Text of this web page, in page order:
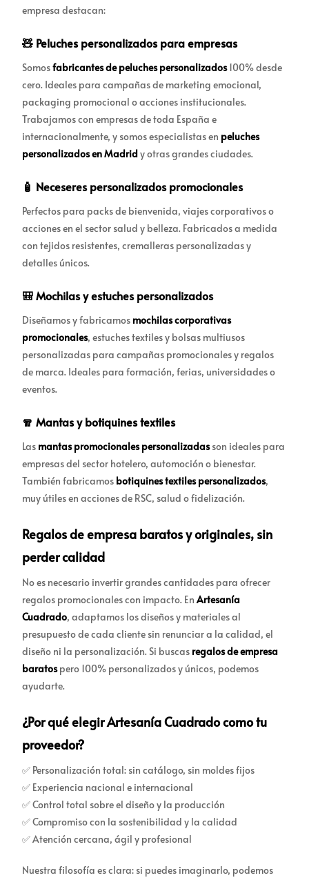
empresa destacan:
🧸 Peluches personalizados para empresas
Somosfabricantes de peluches personalizados100% desde
cero. Ideales para campañas de marketing emocional,
packaging promocional o acciones institucionales.
Trabajamos con empresas de toda España e
internacionalmente, y somos especialistas en peluches
personalizados en Madridy otras grandes ciudades.
🧴 Neceseres personalizados promocionales
Perfectos para packs de bienvenida, viajes corporativos o
acciones en el sector salud y belleza. Fabricados a medida
con tejidos resistentes, cremalleras personalizadas y
detalles únicos.
🎒 Mochilas y estuches personalizados
Diseñamos y fabricamos mochilas corporativas
promocionales, estuches textiles y bolsas multiusos
personalizadas para campañas promocionales y regalos
de marca. Ideales para formación, ferias, universidades o
eventos.
🧣 Mantas y botiquines textiles
Las mantas promocionales personalizadasson ideales para
empresas del sector hotelero, automoción o bienestar.
También fabricamos botiquines textiles personalizados,
muy útiles en acciones de RSC, salud o fidelización.
Regalos de empresa baratos y originales, sin
perder calidad
No es necesario invertir grandes cantidades para ofrecer
regalos promocionales con impacto. EnArtesanía
Cuadrado, adaptamos los diseños y materiales al
presupuesto de cada cliente sin renunciar a la calidad, el
diseño ni la personalización. Si buscas regalos de empresa
baratospero 100% personalizados y únicos, podemos
ayudarte.
¿Por qué elegir Artesanía Cuadrado como tu
proveedor?
✅ Personalización total: sin catálogo, sin moldes fijos
✅ Experiencia nacional e internacional
✅ Control total sobre el diseño y la producción
✅ Compromiso con la sostenibilidad y la calidad
✅ Atención cercana, ágil y profesional
Nuestra filosofía es clara: si puedes imaginarlo, podemos